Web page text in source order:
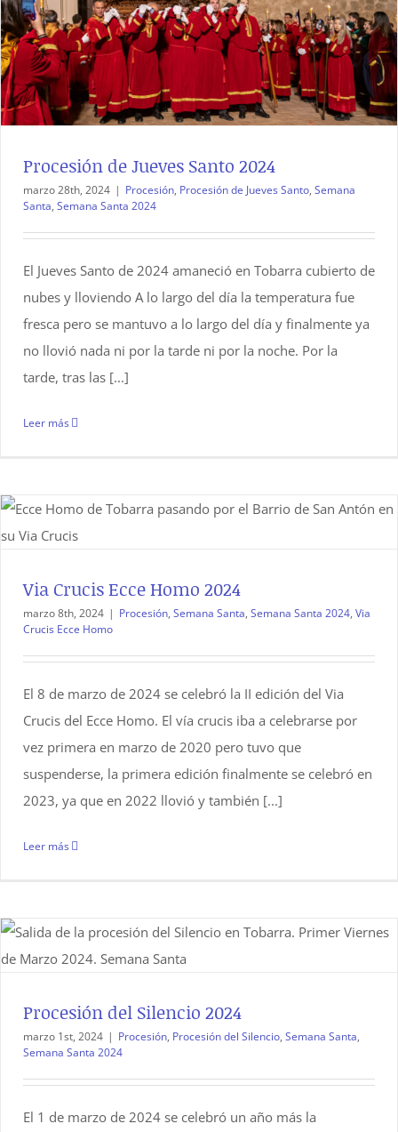
Procesión de Jueves Santo 2024
marzo 28th, 2024 | Procesión, Procesión de Jueves Santo, Semana
Santa, Semana Santa 2024
El Jueves Santo de 2024 amaneció en Tobarra cubierto de
nubes y lloviendo A lo largo del día la temperatura fue
fresca pero se mantuvo a lo largo del día y finalmente ya
no llovió nada ni por la tarde ni por la noche. Por la
tarde, tras las [...]
Leer más
Via Crucis Ecce Homo 2024
marzo 8th, 2024 | Procesión, Semana Santa, Semana Santa 2024, Via
Crucis Ecce Homo
El 8 de marzo de 2024 se celebró la II edición del Via
Crucis del Ecce Homo. El vía crucis iba a celebrarse por
vez primera en marzo de 2020 pero tuvo que
suspenderse, la primera edición finalmente se celebró en
2023, ya que en 2022 llovió y también [...]
Leer más
Procesión del Silencio 2024
marzo 1st, 2024 | Procesión, Procesión del Silencio, Semana Santa,
Semana Santa 2024
El 1 de marzo de 2024 se celebró un año más la